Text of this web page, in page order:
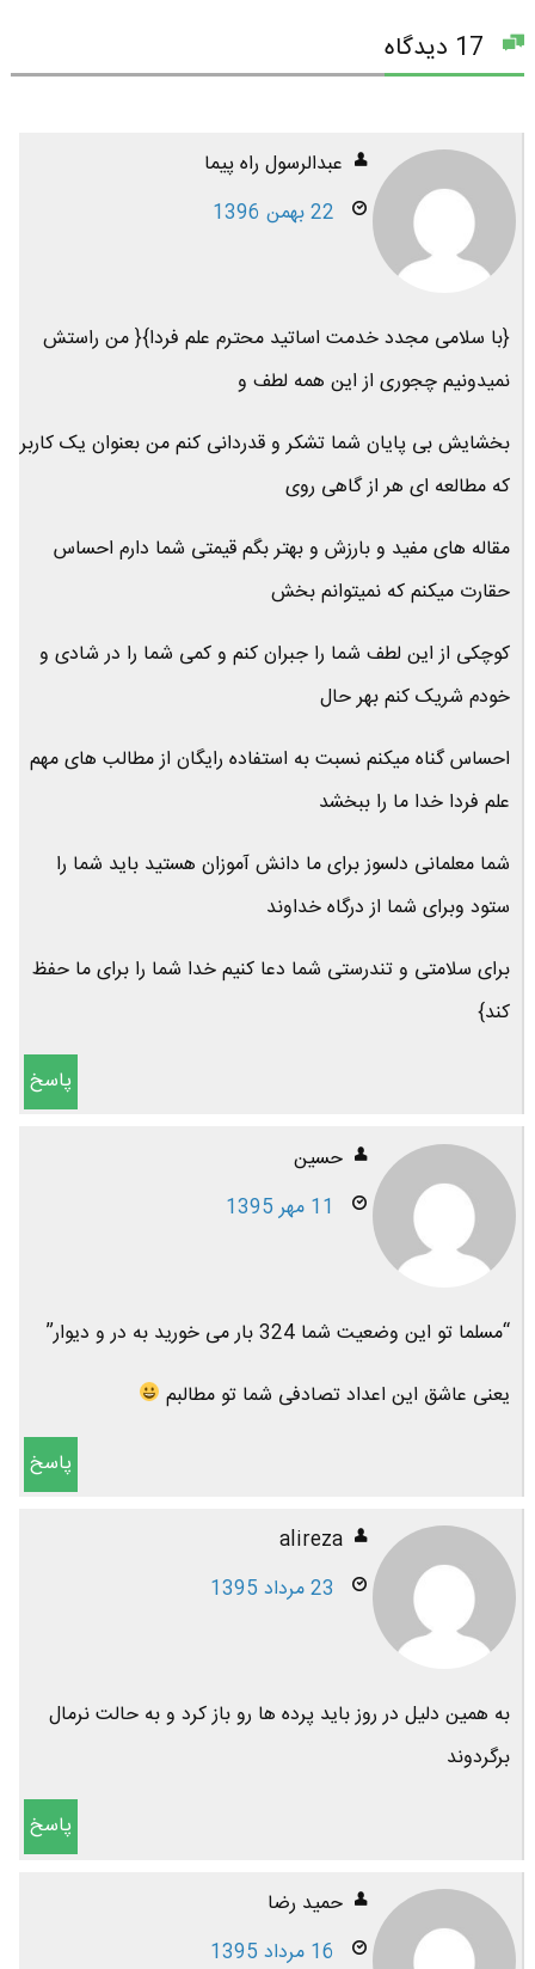
عبدالرسول راه پیما
22 بهمن 1396
{با سلامی مجدد خدمت اساتید محترم علم فردا}{ من راستش
نمیدونیم چجوری از این همه لطف و
بخشایش بی پایان شما تشکر و قدردانی کنم من بعنوان یک کاربر
که مطالعه ای هر از گاهی روی
مقاله های مفید و بارزش و بهتر بگم قیمتی شما دارم احساس
حقارت میکنم که نمیتوانم بخش
کوچکی از این لطف شما را جبران کنم و کمی شما را در شادی و
خودم شریک کنم بهر حال
احساس گناه میکنم نسبت به استفاده رایگان از مطالب های مهم
علم فردا خدا ما را ببخشد
شما معلمانی دلسوز برای ما دانش آموزان هستید باید شما را
ستود وبرای شما از درگاه خداوند
برای سلامتی و تندرستی شما دعا کنیم خدا شما را برای ما حفظ
کند}
پاسخ
حسین
11 مهر 1395
“مسلما تو این وضعیت شما 324 بار می خورید به در و دیوار”
یعنی عاشق این اعداد تصادفی شما تو مطالبم
پاسخ
alireza
23 مرداد 1395
به همین دلیل در روز باید پرده ها رو باز کرد و به حالت نرمال
برگردوند
پاسخ
حمید رضا
16 مرداد 1395